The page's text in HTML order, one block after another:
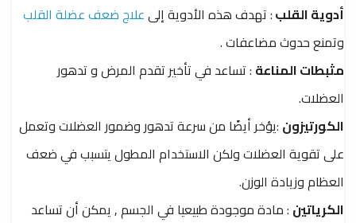
أدوية القلب: تهدف هذه الأدوية إلىعلاج ضعف عضلة القلب
وتمنع حدوث مضاعفات .
مثبطات المناعة : تساعد في تأخير تقدم المرض و تدهور
العضلات.
الكورتيزون :يؤخر أيضًا من سرعة تدهور وضمور العضلات وتعمل
على تقوية العضلات ولكن الاستخدام المطول يتسبب في ضعف
العظام وزيادة الوزن.
الكرياتين : مادة موجودة طبيعيا في الجسم , يمكن أن تساعد